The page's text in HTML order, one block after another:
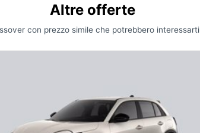
Altre offerte
con prezzo simile che potrebbero interessarti